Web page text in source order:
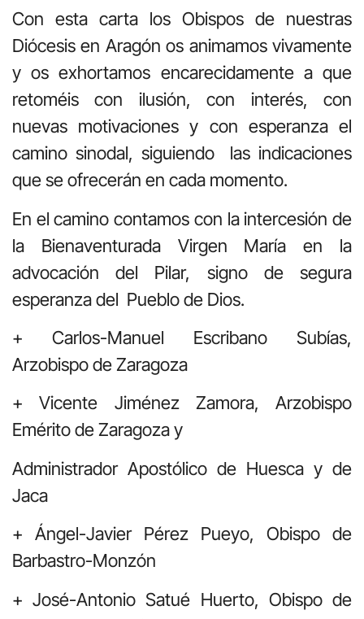
Con esta carta los Obispos de nuestras
Diócesis en Aragón os animamos vivamente
y os exhortamos encarecidamente a que
retoméis con ilusión, con interés, con
nuevas motivaciones y con esperanza el
camino sinodal, siguiendo las indicaciones
que se ofrecerán en cada momento.
En el camino contamos con la intercesión de
la Bienaventurada Virgen María en la
advocación del Pilar, signo de segura
esperanza del Pueblo de Dios.
+ Carlos-Manuel Escribano Subías,
Arzobispo de Zaragoza
+ Vicente Jiménez Zamora, Arzobispo
Emérito de Zaragoza y
Administrador Apostólico de Huesca y de
Jaca
+ Ángel-Javier Pérez Pueyo, Obispo de
Barbastro-Monzón
+ José-Antonio Satué Huerto, Obispo de